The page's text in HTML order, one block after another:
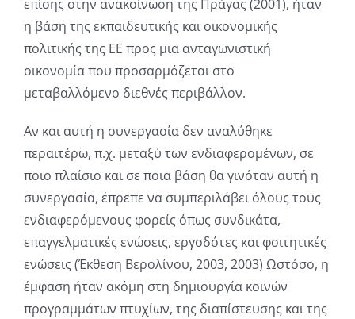
επίσης στην ανακοίνωση της Πράγας (2001), ήταν
η βάση της εκπαιδευτικής και οικονομικής
πολιτικής της ΕΕ προς μια ανταγωνιστική
οικονομία που προσαρμόζεται στο
μεταβαλλόμενο διεθνές περιβάλλον.
Αν και αυτή η συνεργασία δεν αναλύθηκε
περαιτέρω, π.χ. μεταξύ των ενδιαφερομένων, σε
ποιο πλαίσιο και σε ποια βάση θα γινόταν αυτή η
συνεργασία, έπρεπε να συμπεριλάβει όλους τους
ενδιαφερόμενους φορείς όπως συνδικάτα,
επαγγελματικές ενώσεις, εργοδότες και φοιτητικές
ενώσεις (Έκθεση Βερολίνου, 2003, 2003) Ωστόσο, η
έμφαση ήταν ακόμη στη δημιουργία κοινών
προγραμμάτων πτυχίων, της διαπίστευσης και της